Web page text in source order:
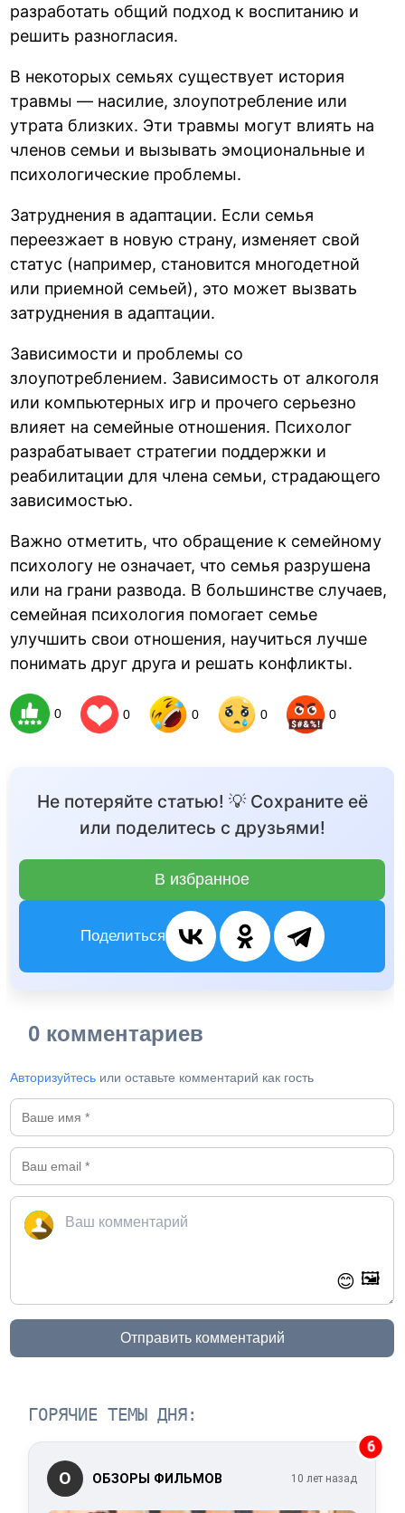
разработать общий подход к воспитанию и
решить разногласия.
В некоторых семьях существует история
травмы — насилие, злоупотребление или
утрата близких. Эти травмы могут влиять на
членов семьи и вызывать эмоциональные и
психологические проблемы.
Затруднения в адаптации. Если семья
переезжает в новую страну, изменяет свой
статус (например, становится многодетной
или приемной семьей), это может вызвать
затруднения в адаптации.
Зависимости и проблемы со
злоупотреблением. Зависимость от алкоголя
или компьютерных игр и прочего серьезно
влияет на семейные отношения. Психолог
разрабатывает стратегии поддержки и
реабилитации для члена семьи, страдающего
зависимостью.
Важно отметить, что обращение к семейному
психологу не означает, что семья разрушена
или на грани развода. В большинстве случаев,
семейная психология помогает семье
улучшить свои отношения, научиться лучше
понимать друг друга и решать конфликты.
0 0 0 0 0
Не потеряйте статью! 💡 Сохраните её
или поделитесь с друзьями!
В избранное
Поделиться
0 комментариев
Авторизуйтесь или оставьте комментарий как гость
😊 🖼️
Отправить комментарий
ГОРЯЧИЕ ТЕМЫ ДНЯ:
6
О ОБЗОРЫ ФИЛЬМОВ 10 лет назад